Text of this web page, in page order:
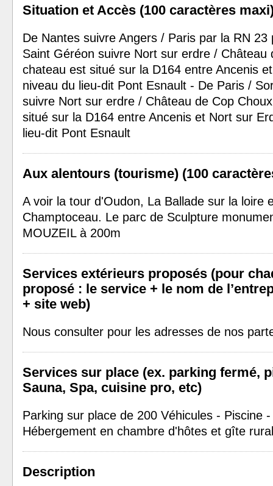
Situation et Accès (100 caractères
De Nantes suivre Angers / Paris par la RN 23
Saint Géréon suivre Nort sur erdre / Château
chateau est situé sur la D164 entre Ancenis
niveau du lieu-dit Pont Esnault - De Paris /
suivre Nort sur erdre / Château de Cop
situé sur la D164 entre Ancenis et Nort sur
lieu-dit Pont Esnault
Aux alentours (tourisme) (100
A voir la tour d'Oudon, La Ballade sur la loire
Champtoceau. Le parc de Sculpture
MOUZEIL à 200m
Services extérieurs proposés (pour
proposé : le service + le nom de
+ site web)
Nous consulter pour les adresses de nos
Services sur place (ex. parking fermé,
Sauna, Spa, cuisine pro, etc)
Parking sur place de 200 Véhicules - Piscine
Hébergement en chambre d'hôtes et gîte
Description